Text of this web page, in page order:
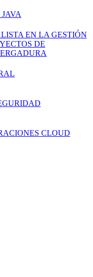
EN LA GESTIÓN
DE
CLOUD